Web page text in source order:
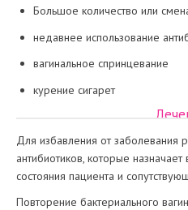
Большое количество или
недавнее использование
вагинальное спринцевание
курение сигарет
Для избавления от заболевания
антибиотиков, которые
состояния пациента и
Повторение бактериального